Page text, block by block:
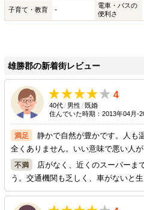
子育て・教育 -
電車・バスの
便利さ
雄勝郡の新着街レビュー
4
40代/ 男性/ 既婚
住んでいた時期：2013年04月-
静かで自然が豊かです。人も
全くありません。いい意味で悪い人が
店がなく、近くのスーパーま
う。交通機関も乏しく、車がないと生